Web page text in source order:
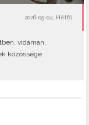
2026-05-04, Hétfő
vidáman,
közössége